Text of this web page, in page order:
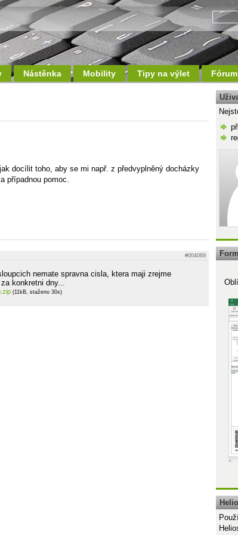
Nástěnka Mobility Tipy na výlet Fórum
docílit toho, aby se mi např. z předvyplněný docházky
případnou pomoc.
#004069
nemate spravna cisla, ktera maji zrejme
konkretni dny...
(11kB, staženo 30x)